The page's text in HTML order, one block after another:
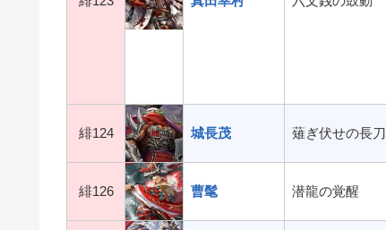
緋124 城長茂 薙ぎ伏せの長刀
緋126 曹髦 潜龍の覚醒